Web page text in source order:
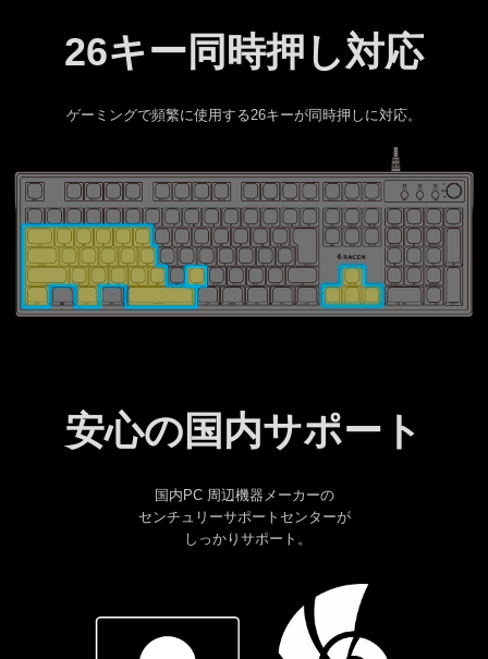
26キー同時押し対応
ゲーミングで頻繁に使用する26キーが同時押しに対応。
安心の国内サポート
国内PC 周辺機器メーカーの
センチュリーサポートセンターが
しっかりサポート 。